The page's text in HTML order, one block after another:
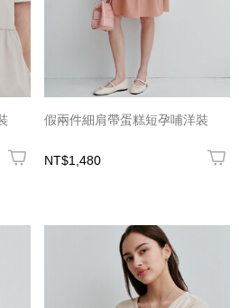
假兩件細肩帶蛋糕短孕哺洋裝
NT$1,480